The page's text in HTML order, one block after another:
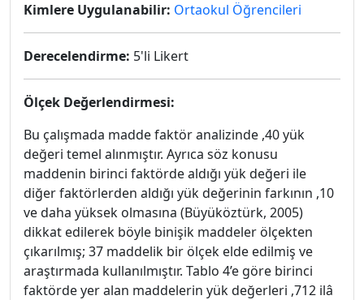
Kimlere Uygulanabilir: Ortaokul Öğrencileri
Derecelendirme: 5'li Likert
Ölçek Değerlendirmesi:
Bu çalışmada madde faktör analizinde ,40 yük
değeri temel alınmıştır. Ayrıca söz konusu
maddenin birinci faktörde aldığı yük değeri ile
diğer faktörlerden aldığı yük değerinin farkının ,10
ve daha yüksek olmasına (Büyüköztürk, 2005)
dikkat edilerek böyle binişik maddeler ölçekten
çıkarılmış; 37 maddelik bir ölçek elde edilmiş ve
araştırmada kullanılmıştır. Tablo 4’e göre birinci
faktörde yer alan maddelerin yük değerleri ,712 ilâ